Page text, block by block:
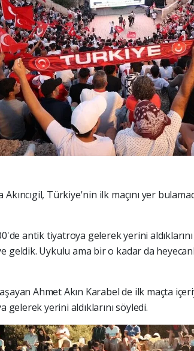
Türkiye'nin ilk maçını yer
antik tiyatroya gelerek yerini
geldik. Uykulu ama bir o kadar da
Ahmet Akın Karabel de ilk maçta
yerini aldıklarını söyledi.